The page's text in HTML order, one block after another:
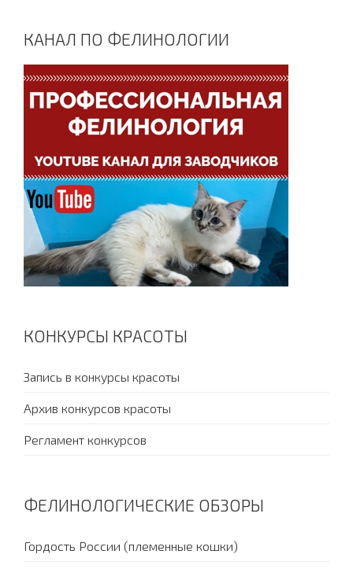
КАНАЛ ПО ФЕЛИНОЛОГИИ
КОНКУРСЫ КРАСОТЫ
Запись в конкурсы красоты
Архив конкурсов красоты
Регламент конкурсов
ФЕЛИНОЛОГИЧЕСКИЕ ОБЗОРЫ
Гордость России (племенные кошки)